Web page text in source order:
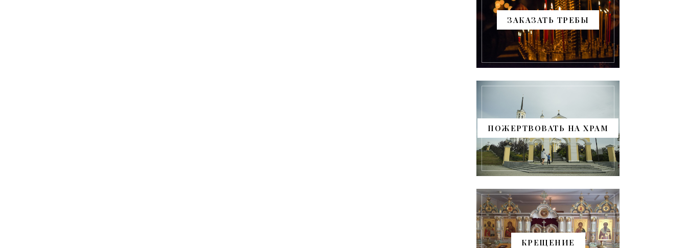
ЗАКАЗАТЬ ТРЕБЫ
ПОЖЕРТВОВАТЬ НА ХРАМ
КРЕЩЕНИЕ